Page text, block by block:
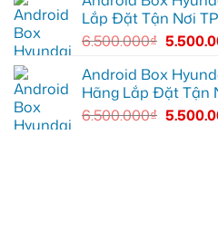
Lắp Đặt Tận Nơi
6.500.000₫
Android Box
Hãng Lắp Đặt Tận
6.500.000₫